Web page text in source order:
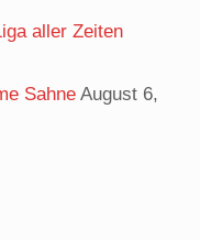
aller Zeiten
Sahne August 6,